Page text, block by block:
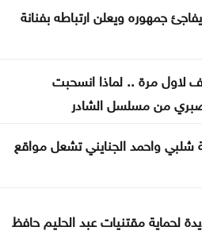
جمهوره ويعلن ارتباطه بفنانة
لاول مرة .. لماذا انسحبت
من مسلسل الشادر
شلبي واحمد الجنايني تشعل مواقع
لحماية مقتنيات عبد الحليم حافظ